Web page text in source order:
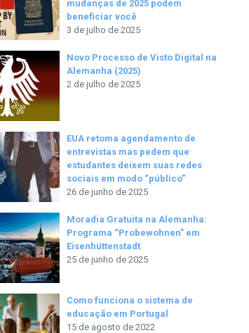
mudanças de 2025 podem
beneficiar você
3 de julho de 2025
Novo Processo de Visto Digital na
Alemanha (2025)
2 de julho de 2025
EUA retoma agendamento de
entrevistas mas pedem que
estudantes deixem suas redes
sociais em modo “público”
26 de junho de 2025
Moradia Gratuita na Alemanha:
Programa “Probewohnen” em
Eisenhüttenstadt
25 de junho de 2025
Como funciona o sistema de
educação em Portugal
15 de agosto de 2022